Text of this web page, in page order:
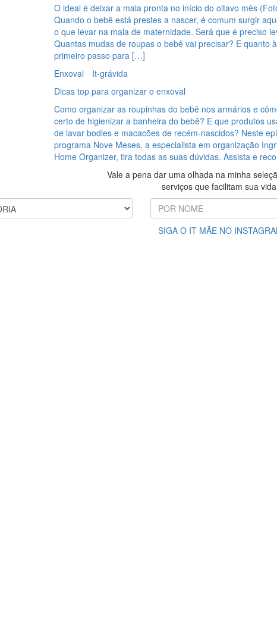
O ideal é deixar a mala pronta no início do oitavo mês
Quando o bebê está prestes a nascer, é comum surgir
o que levar na mala de maternidade. Será que é preciso
Quantas mudas de roupas o bebê vai precisar? E quanto
primeiro passo para […]
Enxoval
It-grávida
Dicas top para organizar o enxoval
Como organizar as roupinhas do bebê nos armários e
certo de higienizar a banheira do bebê? E que produtos
de lavar bodies e macacões de recém-nascidos? Neste
programa Nove Meses, a especialista em organização
Home Organizer, tira todas as suas dúvidas. Assista e
Vale a pena dar uma olhada na minha
serviços que facilitam sua
SIGA O IT MÃE NO